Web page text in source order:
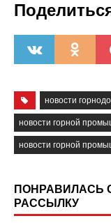
новости
новости горной
новости горной
ПОНРАВИЛАСЬ
РАССЫЛКУ